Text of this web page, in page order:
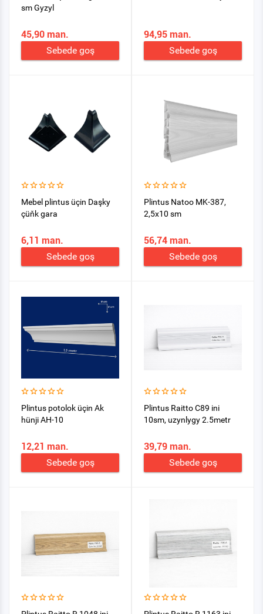
sm Gyzyl
45,90 man.
Sebede goş
94,95 man.
Sebede goş
Mebel plintus üçin Daşky
çüňk gara
6,11 man.
Sebede goş
Plintus Natoo MK-387,
2,5х10 sm
56,74 man.
Sebede goş
Plintus potolok üçin Ak
hünji AH-10
12,21 man.
Sebede goş
Plintus Raitto C89 ini
10sm, uzynlygy 2.5metr
39,79 man.
Sebede goş